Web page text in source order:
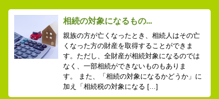
相続の対象になるもの...
親族の方が亡くなったとき、相続人はその亡
くなった方の財産を取得することができま
す。ただし、全財産が相続対象になるのでは
なく、一部相続ができないものもありま
す。 また、「相続の対象になるかどうか」に
加え「相続税の対象になる […]